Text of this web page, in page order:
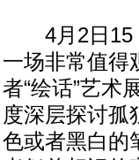
4月2日15：
一场非常值得
者“绘话”艺术
度深层探讨孤
色或者黑白的